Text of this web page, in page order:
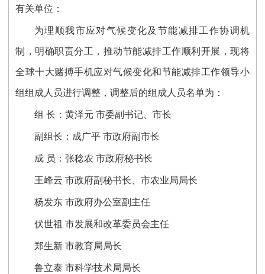
有关单位：
为理顺我市应对气候变化及节能减排工作协调机
制，明确职责分工，推动节能减排工作顺利开展，现将
全球十大赌搏手机应对气候变化和节能减排工作领导小
组组成人员进行调整，调整后的组成人员名单为：
组 长：黄泽元 市委副书记、市长
副组长：成广平 市政府副市长
成 员：张稔农 市政府秘书长
王峰云 市政府副秘书长、市农业局局长
杨发东 市政府办公室副主任
伏世祖 市发展和改革委员会主任
郑生新 市教育局局长
鲁立泰 市科学技术局局长